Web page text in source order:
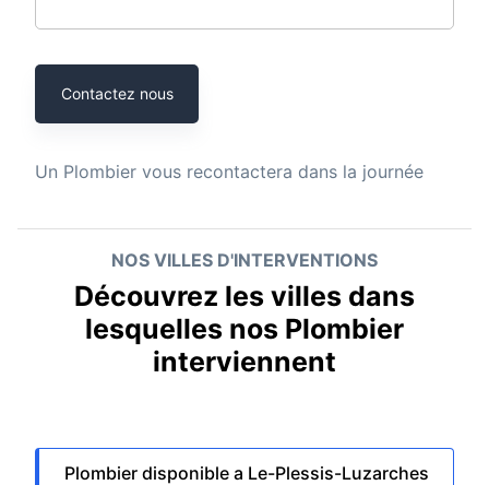
Contactez nous
Un Plombier vous recontactera dans la journée
NOS VILLES D'INTERVENTIONS
Découvrez les villes dans
lesquelles nos Plombier
interviennent
Plombier disponible a Le-Plessis-Luzarches